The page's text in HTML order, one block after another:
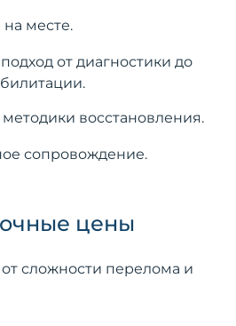
месте.
от диагностики до
восстановления.
сопровождение.
цены
сложности перелома и